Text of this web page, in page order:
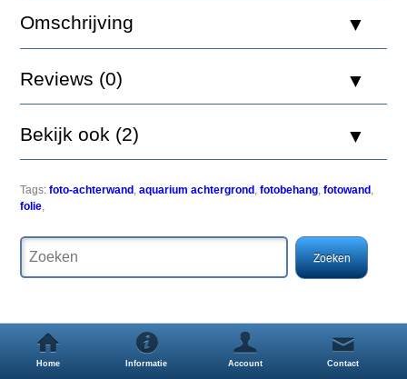
Tree
30x60cm
Een
simpele
zeer
effectieve
uitstraling
Omschrijving
Reviews (0)
Bekijk ook (2)
Tags: foto-achterwand ,aquarium achtergrond ,fotobehang,fotowand ,
folie,
Home Informatie Account Contact